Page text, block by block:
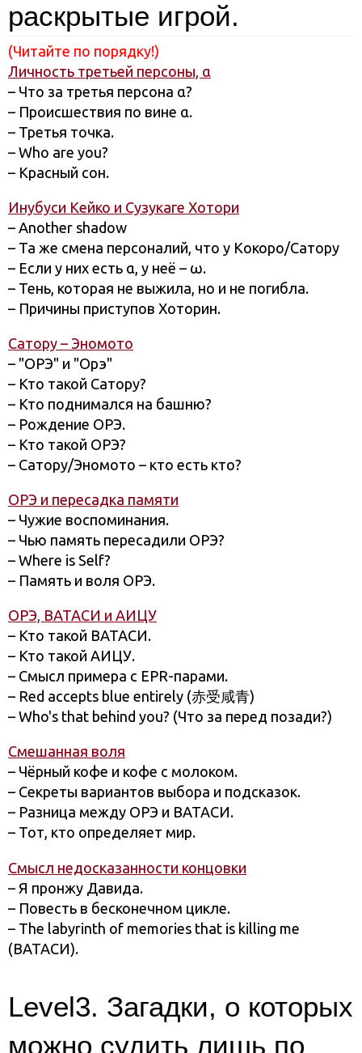
раскрытые игрой.
(Читайте по порядку!)
Личность третьей персоны, α
– Что за третья персона α?
– Происшествия по вине α.
– Третья точка.
– Who are you?
– Красный сон.
Инубуси Кейко и Сузукаге Хотори
– Another shadow
– Та же смена персоналий, что у Кокоро/Сатору
– Если у них есть α, у неё – ω.
– Тень, которая не выжила, но и не погибла.
– Причины приступов Хоторин.
Сатору – Эномото
– "ОРЭ" и "Орэ"
– Кто такой Сатору?
– Кто поднимался на башню?
– Рождение ОРЭ.
– Кто такой ОРЭ?
– Сатору/Эномото – кто есть кто?
ОРЭ и пересадка памяти
– Чужие воспоминания.
– Чью память пересадили ОРЭ?
– Where is Self?
– Память и воля ОРЭ.
ОРЭ, ВАТАСИ и АИЦУ
– Кто такой ВАТАСИ.
– Кто такой АИЦУ.
– Смысл примера с EPR-парами.
– Red accepts blue entirely (赤受咸青)
– Who's that behind you? (Что за перед позади?)
Смешанная воля
– Чёрный кофе и кофе с молоком.
– Секреты вариантов выбора и подсказок.
– Разница между ОРЭ и ВАТАСИ.
– Тот, кто определяет мир.
Смысл недосказанности концовки
– Я пронжу Давида.
– Повесть в бесконечном цикле.
– The labyrinth of memories that is killing me
(ВАТАСИ).
Level3. Загадки, о которых
можно судить лишь по